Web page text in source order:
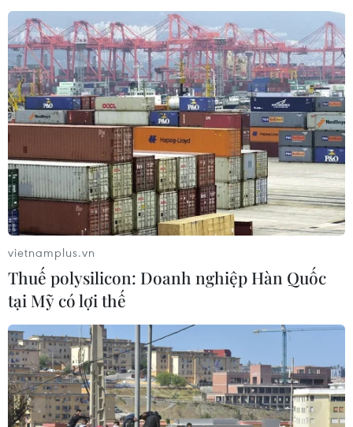
(Ảnh: Xuân Mai/Vietnam+)
vietnamplus.vn
Thuế polysilicon: Doanh nghiệp Hàn Quốc
tại Mỹ có lợi thế